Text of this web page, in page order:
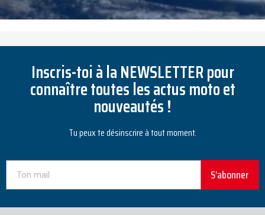
Inscris-toi à la NEWSLETTER pour
connaître toutes les actus moto et
nouveautés !
Tu peux te désinscrire à tout moment.
S’abonner